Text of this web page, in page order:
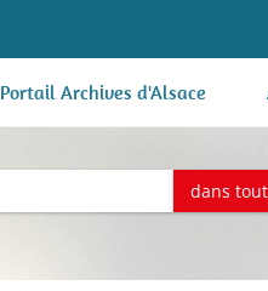
Portail Archives d'Alsace
dans